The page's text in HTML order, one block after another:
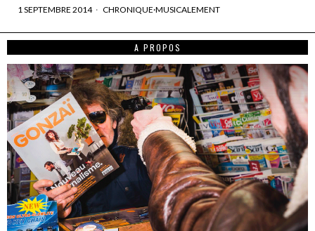
1 SEPTEMBRE 2014 CHRONIQUE·MUSICALEMENT
A PROPOS